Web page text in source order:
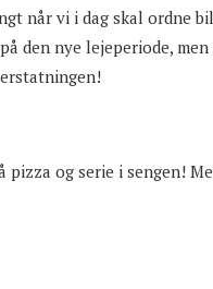
når vi i dag skal ordne
den nye lejeperiode, men
og serie i sengen!